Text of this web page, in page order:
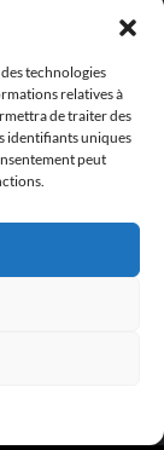
technologies
relatives à
de traiter des
identifiants uniques
peut